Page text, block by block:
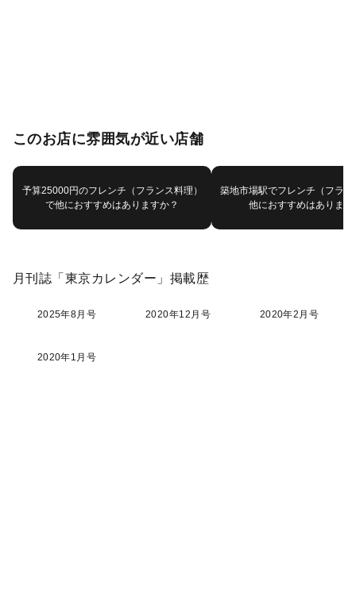
このお店に雰囲気が近い店舗
予算25000円のフレンチ（フランス料理）
で他におすすめはありますか？
築地市場駅でフレンチ（フラ
他におすすめはあります
月刊誌「東京カレンダー」掲載歴
2025年8月号 2020年12月号 2020年2月号
2020年1月号